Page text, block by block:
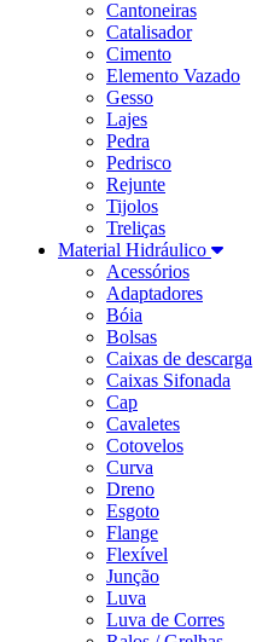
Cantoneiras
Catalisador
Cimento
Elemento Vazado
Gesso
Lajes
Pedra
Pedrisco
Rejunte
Tijolos
Treliças
Material Hidráulico
Acessórios
Adaptadores
Bóia
Bolsas
Caixas de descarga
Caixas Sifonada
Cap
Cavaletes
Cotovelos
Curva
Dreno
Esgoto
Flange
Flexível
Junção
Luva
Luva de Corres